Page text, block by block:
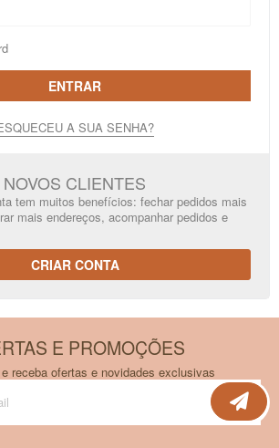
ENTRAR
A SUA SENHA?
NOVOS CLIENTES
tem muitos benefícios: fechar pedidos mais
mais endereços, acompanhar pedidos e
CRIAR CONTA
E PROMOÇÕES
receba ofertas e novidades exclusivas